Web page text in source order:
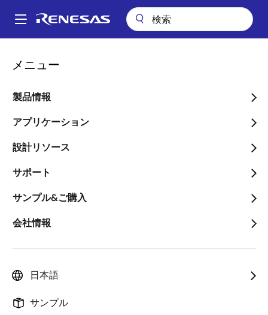
ン
Main
メニュー
製品情報
アプリケーション
設計リソース
サポート
サンプル&ご購入
会社情報
日本語
サンプル
パ
ン
く
ず
のディレクトリ
地域を変更する
国／地域
分類
販売代理店